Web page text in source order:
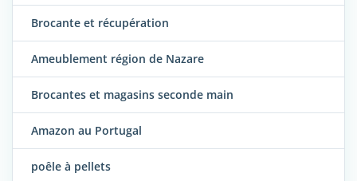
Brocante et récupération
Ameublement région de Nazare
Brocantes et magasins seconde main
Amazon au Portugal
poêle à pellets